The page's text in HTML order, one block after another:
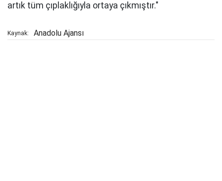
artık tüm çıplaklığıyla ortaya çıkmıştır."
Kaynak: Anadolu Ajansı